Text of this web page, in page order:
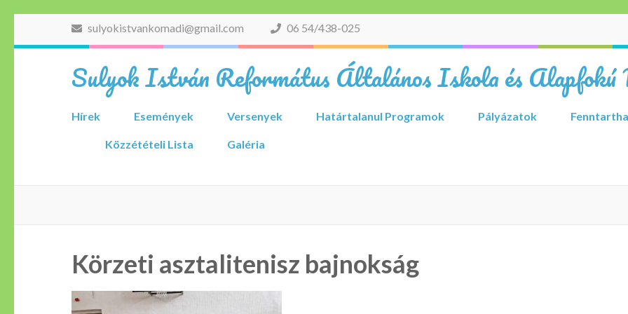
sulyokistvankomadi@gmail.com 06 54/438-025
Sulyok István Református Általános Iskola és
Hírek Események Versenyek Határtalanul Programok Pályázatok
Közzétételi Lista Galéria
Körzeti asztalitenisz bajnokság